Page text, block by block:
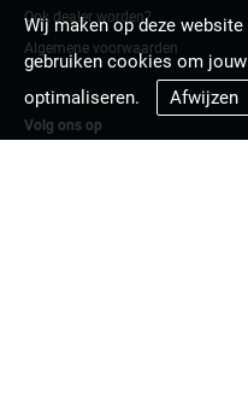
Ook dealer worden?
Algemene voorwaarden
Volg ons op
Wij maken op deze
gebruiken cookies om
optimaliseren.
Afwijzen